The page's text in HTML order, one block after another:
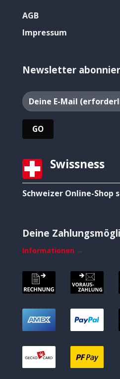
AGB
Impressum
Newsletter
Swissness
Schweizer Online-Shop
Deine
Informationen →